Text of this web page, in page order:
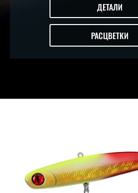
ДЕТАЛИ
РАСЦВЕТКИ